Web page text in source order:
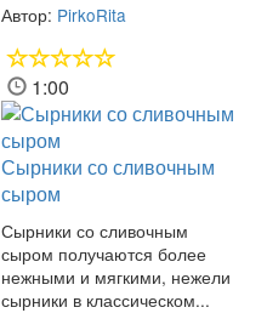
Автор: PirkoRita
1:00
Сырники со сливочным
сыром
Сырники со сливочным
сыром получаются более
нежными и мягкими, нежели
сырники в классическом...